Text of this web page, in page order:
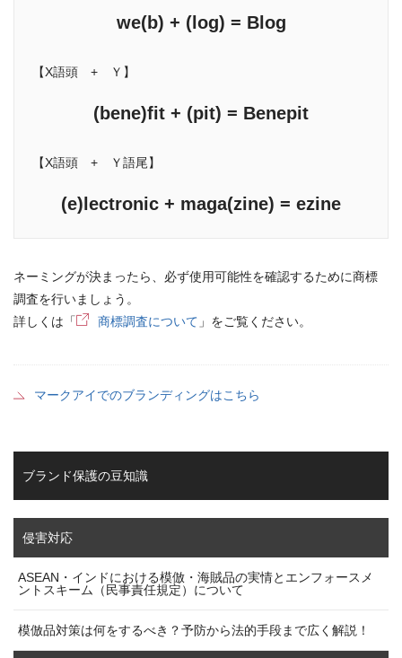
we(b) + (log) = Blog
【X語頭 + Ｙ】
(bene)fit + (pit) = Benepit
【X語頭 + Ｙ語尾】
(e)lectronic + maga(zine) = ezine
ネーミングが決まったら、必ず使用可能性を確認するために商標
調査を行いましょう。
詳しくは「
商標調査について 」をご覧ください。
マークアイでのブランディングはこちら
ブランド保護の豆知識
侵害対応
ASEAN・インドにおける模倣・海賊品の実情とエンフォースメ
ントスキーム（民事責任規定）について
模倣品対策は何をするべき？予防から法的手段まで広く解説！